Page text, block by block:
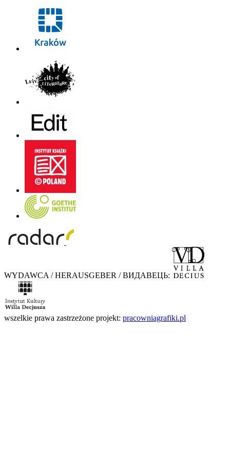
WYDAWCA / HERAUSGEBER / ВИДАВЕЦЬ:
wszelkie prawa zastrzeżone projekt: pracowniagrafiki.pl